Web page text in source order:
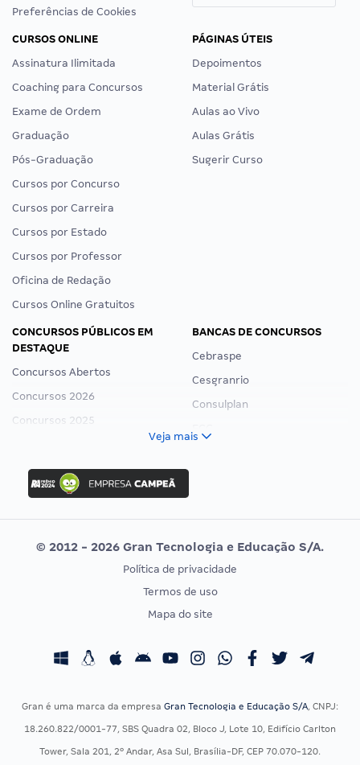
Preferências de Cookies
CURSOS ONLINE
Assinatura Ilimitada
Coaching para Concursos
Exame de Ordem
Graduação
Pós-Graduação
Cursos por Concurso
Cursos por Carreira
Cursos por Estado
Cursos por Professor
Oficina de Redação
Cursos Online Gratuitos
PÁGINAS ÚTEIS
Depoimentos
Material Grátis
Aulas ao Vivo
Aulas Grátis
Sugerir Curso
CONCURSOS PÚBLICOS EM
DESTAQUE
Concursos Abertos
Concursos 2026
Concursos 2025
Concurso Ibama
Concurso MPU
Editais publicados
BANCAS DE CONCURSOS
Cebraspe
Cesgranrio
Consulplan
Vunesp
CONCURSOS POR PROFISSÃO
Concursos Fiscais
Concursos Saúde
EXAME DE ORDEM
Calendário OAB
Veja mais
© 2012 - 2026 Gran Tecnologia e Educação S/A.
Política de privacidade
Termos de uso
Mapa do site
Gran é uma marca da empresa Gran Tecnologia e Educação S/A, CNPJ:
18.260.822/0001-77, SBS Quadra 02, Bloco J, Lote 10, Edifício Carlton
Tower, Sala 201, 2º Andar, Asa Sul, Brasília-DF, CEP 70.070-120.